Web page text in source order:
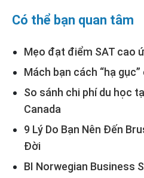
Có thể bạn quan tâm
Mẹo đạt điểm SAT cao
Mách bạn cách “hạ
So sánh chi phí du học
Canada
9 Lý Do Bạn Nên Đến
Đời
BI Norwegian Business